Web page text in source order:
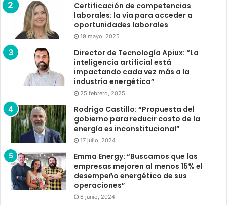
Certificación de competencias
laborales: la vía para acceder a
oportunidades laborales
19 mayo, 2025
Director de Tecnología Apiux: “La
inteligencia artificial está
impactando cada vez más a la
industria energética”
25 febrero, 2025
Rodrigo Castillo: “Propuesta del
gobierno para reducir costo de la
energía es inconstitucional”
17 julio, 2024
Emma Energy: “Buscamos que las
empresas mejoren al menos 15% el
desempeño energético de sus
operaciones”
6 junio, 2024